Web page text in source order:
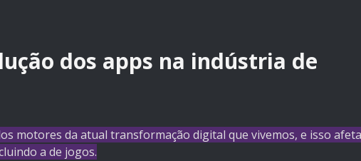
dos apps na indústria de
motores da atual transformação digital que vivemos, e isso afeta
a de jogos.